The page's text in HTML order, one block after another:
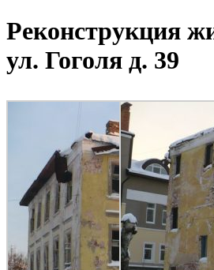
Реконструкция
ул. Гоголя д. 39